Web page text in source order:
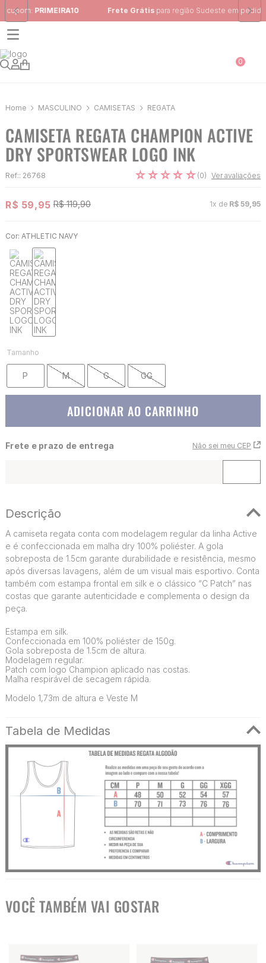
Frete Grátispara região Sudeste em pedidos acima de R$ 399,00
0
MASCULINO CAMISETAS REGATA
CAMISETA REGATA CHAMPION ACTIVE
DRY SPORTSWEAR LOGO INK
Ref:: 26768 ☆☆☆☆ ☆ (0) Ver avaliações
R$ 59,95 R$ 119,90 1x de R$ 59 95
Cor: ATHLETIC NAVY
Tamanho
P M G GG
ADICIONAR AO CARRINHO
Frete e prazo de entrega Não sei meu CEP
Descrição
A camiseta regata conta com modelagem regular da linha Active
e é confeccionada em malha dry 100% poliéster. A gola
sobreposta de 1.5cm garante durabilidade e resistência, mesmo
após diversas lavagens, além de um visual mais esportivo. Conta
também com estampa frontal em silk e o clássico “C Patch” nas
costas que garante autenticidade e complementa o design da
peça.
Estampa em silk.
Confeccionada em 100% poliéster de 150g.
Gola sobreposta de 1.5cm de altura.
Modelagem regular.
Patch com logo Champion aplicado nas costas.
Malha respirável de secagem rápida.
Modelo 1,73m de altura e Veste M
Tabela de Medidas
VOCÊ TAMBÉM VAI GOSTAR